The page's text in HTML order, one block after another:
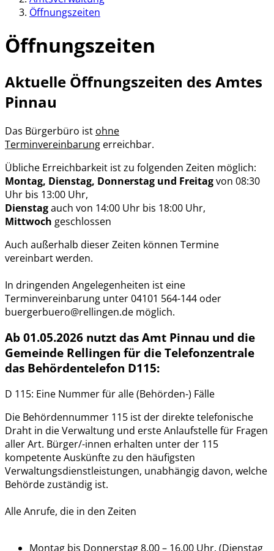
Öffnungszeiten
Öffnungszeiten
Aktuelle Öffnungszeiten des Amtes
Pinnau
Das Bürgerbüro ist ohne
Terminvereinbarung erreichbar.
Übliche Erreichbarkeit ist zu folgenden Zeiten möglich:
Montag, Dienstag, Donnerstag und Freitagvon 08:30
Uhr bis 13:00 Uhr,
Dienstagauch von 14:00 Uhr bis 18:00 Uhr,
Mittwoch geschlossen
Auch außerhalb dieser Zeiten können Termine
vereinbart werden.
In dringenden Angelegenheiten ist eine
Terminvereinbarung unter 04101 564-144 oder
buergerbuero@rellingen.de möglich.
Ab 01.05.2026 nutzt das Amt Pinnau und die
Gemeinde Rellingen für die Telefonzentrale
das Behördentelefon D115:
D 115: Eine Nummer für alle (Behörden-) Fälle
Die Behördennummer 115 ist der direkte telefonische
Draht in die Verwaltung und erste Anlaufstelle für Fragen
aller Art. Bürger/-innen erhalten unter der 115
kompetente Auskünfte zu den häufigsten
Verwaltungsdienstleistungen, unabhängig davon, welche
Behörde zuständig ist.
Alle Anrufe, die in den Zeiten
Montag bis Donnerstag 8.00 – 16.00 Uhr, (Dienstag